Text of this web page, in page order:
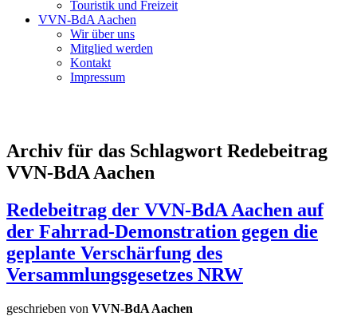
Touristik und Freizeit
VVN-BdA Aachen
Wir über uns
Mitglied werden
Kontakt
Impressum
Archiv für das Schlagwort Redebeitrag
VVN-BdA Aachen
Redebeitrag der VVN-BdA Aachen auf
der Fahrrad-Demonstration gegen die
geplante Verschärfung des
Versammlungsgesetzes NRW
geschrieben von VVN-BdA Aachen